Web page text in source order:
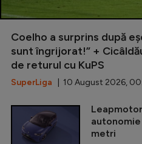
Coelho a surprins după
sunt îngrijorat!” +
de returul cu KuPS
SuperLiga | 10 August 2026,
metri